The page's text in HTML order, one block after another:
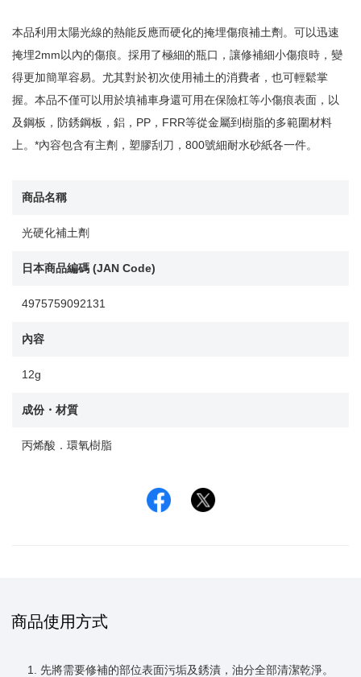
本品利用太陽光線的熱能反應而硬化的掩埋傷痕補土劑。可以迅速
掩埋2mm以內的傷痕。採用了極細的瓶口，讓修補細小傷痕時，變
得更加簡單容易。尤其對於初次使用補土的消費者，也可輕鬆掌
握。本品不僅可以用於填補車身還可用在保險杠等小傷痕表面，以
及鋼板，防銹鋼板，鋁，PP，FRR等從金屬到樹脂的多範圍材料
上。*內容包含有主劑，塑膠刮刀，800號細耐水砂紙各一件。
商品名稱
光硬化補土劑
日本商品編碼 (JAN Code)
4975759092131
內容
12g
成份・材質
丙烯酸．環氧樹脂
Facebook
商品使用方式
1. 先將需要修補的部位表面污垢及銹漬，油分全部清潔乾淨。